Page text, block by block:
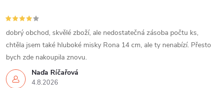
Naďa Říčařová
4.8.2026
dobrý obchod, skvělé zboží, ale nedostatečná zásoba počtu ks,
chtěla jsem také hluboké misky Rona 14 cm, ale ty nenabízí. Přesto
bych zde nakoupila znovu.